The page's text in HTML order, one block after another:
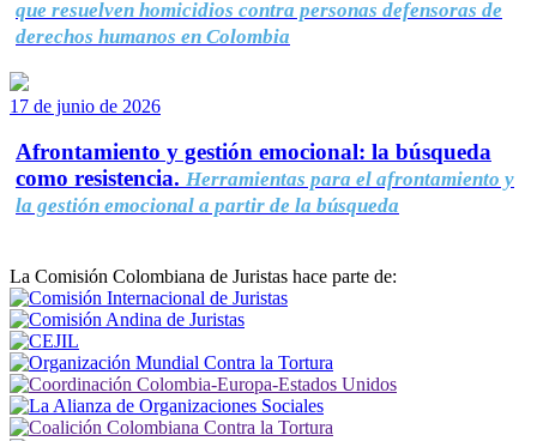
que resuelven homicidios contra personas defensoras de
derechos humanos en Colombia
17 de junio de 2026
Afrontamiento y gestión emocional: la búsqueda
como resistencia. Herramientas para el afrontamiento y
la gestión emocional a partir de la búsqueda
La Comisión Colombiana de Juristas hace parte de: